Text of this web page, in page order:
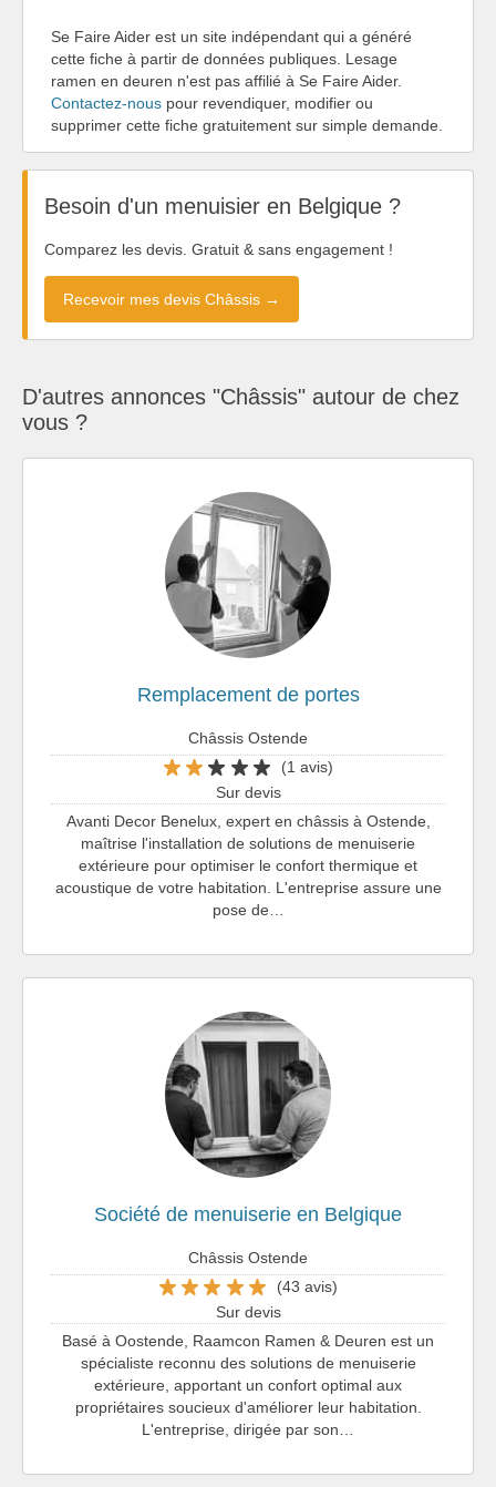
Se Faire Aider est un site indépendant qui a généré
cette fiche à partir de données publiques. Lesage
ramen en deuren n'est pas affilié à Se Faire Aider.
Contactez-nous pour revendiquer, modifier ou
supprimer cette fiche gratuitement sur simple demande.
Besoin d'un menuisier en Belgique ?
Comparez les devis. Gratuit & sans engagement !
Recevoir mes devis Châssis →
D'autres annonces "Châssis" autour de chez
vous ?
Remplacement de portes
Châssis Ostende
(1 avis)
Sur devis
Avanti Decor Benelux, expert en châssis à Ostende,
maîtrise l'installation de solutions de menuiserie
extérieure pour optimiser le confort thermique et
acoustique de votre habitation. L'entreprise assure une
pose de…
Société de menuiserie en Belgique
Châssis Ostende
(43 avis)
Sur devis
Basé à Oostende, Raamcon Ramen & Deuren est un
spécialiste reconnu des solutions de menuiserie
extérieure, apportant un confort optimal aux
propriétaires soucieux d'améliorer leur habitation.
L'entreprise, dirigée par son…